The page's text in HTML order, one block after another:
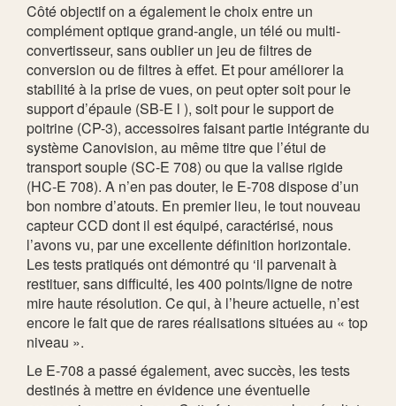
Côté objectif on a également le choix entre un
complément optique grand-angle, un télé ou multi-
convertisseur, sans oublier un jeu de filtres de
conversion ou de filtres à effet. Et pour améliorer la
stabilité à la prise de vues, on peut opter soit pour le
support d’épaule (SB-E l ), soit pour le support de
poitrine (CP-3), accessoires faisant partie intégrante du
système Canovision, au même titre que l’étui de
transport souple (SC-E 708) ou que la valise rigide
(HC-E 708). A n’en pas douter, le E-708 dispose d’un
bon nombre d’atouts. En premier lieu, le tout nouveau
capteur CCD dont il est équipé, caractérisé, nous
l’avons vu, par une excellente définition horizontale.
Les tests pratiqués ont démontré qu ‘il parvenait à
restituer, sans difficulté, les 400 points/ligne de notre
mire haute résolution. Ce qui, à l’heure actuelle, n’est
encore le fait que de rares réalisations situées au « top
niveau ».
Le E-708 a passé également, avec succès, les tests
destinés à mettre en évidence une éventuelle